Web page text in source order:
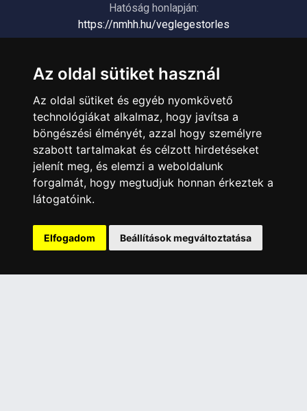
Az oldal sütiket használ
Az oldal sütiket és egyéb nyomkövető
technológiákat alkalmaz, hogy javítsa a
böngészési élményét, azzal hogy személyre
szabott tartalmakat és célzott hirdetéseket
jelenít meg, és elemzi a weboldalunk
forgalmát, hogy megtudjuk honnan érkeztek a
látogatóink.
Elfogadom Beállítások megváltoztatása
Hatóság honlapján:
https://nmhh.hu/veglegestorles
ÜGYFÉLSZOLGÁLAT
Garanciális Ügyintézés
Webszolgáltatás
Üzleteinkben az elektronikus fizetés mód kizárólag átutalással
érhető el, bankkártyás fizetésre nincs lehetőség.
INFORMÁCIÓK
Általános Szerződési Feltételek
Adatkezelési nyilatkozat
Rólunk